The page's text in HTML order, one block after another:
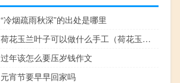
“冷烟疏雨秋深”的出处是哪里
荷花玉兰叶子可以做什么手工（荷花玉兰）
过年该怎么要压岁钱作文
元宵节要早早回家吗